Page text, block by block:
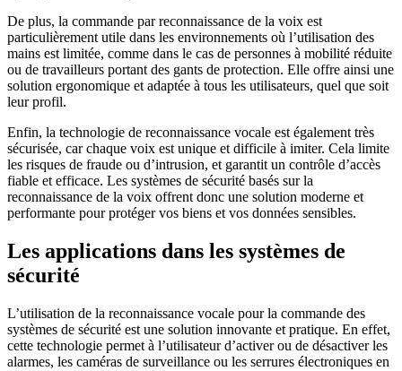
De plus, la commande par reconnaissance de la voix est
particulièrement utile dans les environnements où l’utilisation des
mains est limitée, comme dans le cas de personnes à mobilité réduite
ou de travailleurs portant des gants de protection. Elle offre ainsi une
solution ergonomique et adaptée à tous les utilisateurs, quel que soit
leur profil.
Enfin, la technologie de reconnaissance vocale est également très
sécurisée, car chaque voix est unique et difficile à imiter. Cela limite
les risques de fraude ou d’intrusion, et garantit un contrôle d’accès
fiable et efficace. Les systèmes de sécurité basés sur la
reconnaissance de la voix offrent donc une solution moderne et
performante pour protéger vos biens et vos données sensibles.
Les applications dans les systèmes de
sécurité
L’utilisation de la reconnaissance vocale pour la commande des
systèmes de sécurité est une solution innovante et pratique. En effet,
cette technologie permet à l’utilisateur d’activer ou de désactiver les
alarmes, les caméras de surveillance ou les serrures électroniques en